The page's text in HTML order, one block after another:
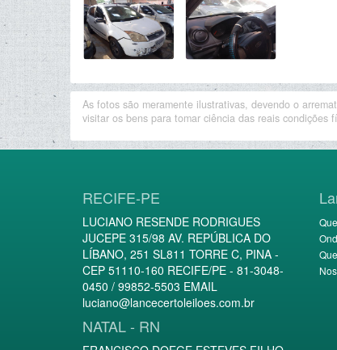
As fotos são meramente ilustrativas, devendo o
visitar os bens para tomar ciência das reais condições
RECIFE-PE
LUCIANO RESENDE RODRIGUES
JUCEPE 315/98 AV. REPÚBLICA DO
LÍBANO, 251 SL811 TORRE C, PINA -
CEP 51110-160 RECIFE/PE - 81-3048-
0450 / 99852-5503 EMAIL
luciano@lancecertoleiloes.com.br
NATAL - RN